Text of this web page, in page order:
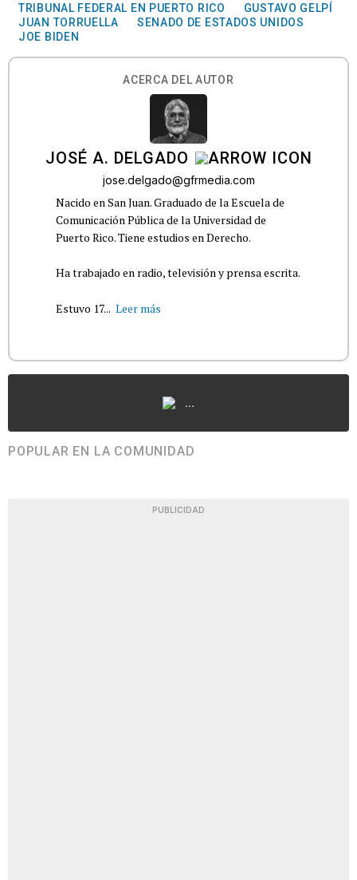
TRIBUNAL FEDERAL EN PUERTO RICO
GUSTAVO GELPÍ
JUAN TORRUELLA
SENADO DE ESTADOS UNIDOS
JOE BIDEN
ACERCA DEL AUTOR
JOSÉ A. DELGADO
jose.delgado@gfrmedia.com
Nacido en San Juan. Graduado de la Escuela de
Comunicación Pública de la Universidad de
Puerto Rico. Tiene estudios en Derecho.
Ha trabajado en radio, televisión y prensa escrita.
Estuvo 17... Leer más
...
POPULAR EN LA COMUNIDAD
PUBLICIDAD